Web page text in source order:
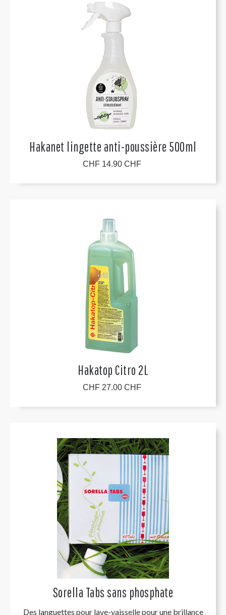
Hakanet lingette anti-poussière 500ml
CHF 14.90 CHF
Hakatop Citro 2L
CHF 27.00 CHF
Sorella Tabs sans phosphate
Des languettes pour lave-vaisselle pour une brillance